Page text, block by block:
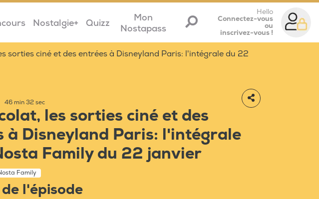
Nostalgie+ Quizz
Mon
Nostapass
Hello
Connectez-vous
ou
inscrivez-vous !
sorties ciné et des entrées à Disneyland Paris: l'intégrale du 22
46 min 32 sec
les sorties ciné et des
à Disneyland Paris: l'intégrale
Family du 22 janvier
Family
de l'épisode